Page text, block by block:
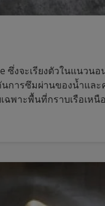
ซึ่งจะเรียงตัวในแนวน
การซึมผ่านของน้ำและ
ฉพาะพื้นที่กราบเรือเห